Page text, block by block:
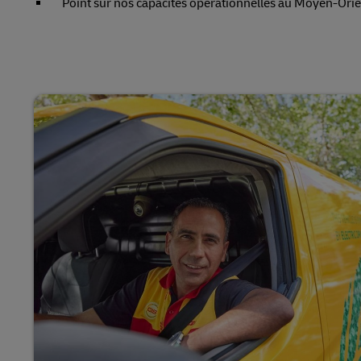
Point sur nos capacités opérationnelles au Moyen-